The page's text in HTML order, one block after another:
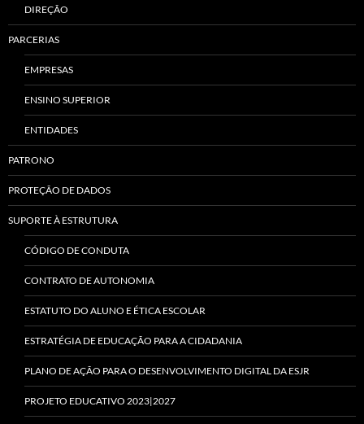
DIREÇÃO
PARCERIAS
EMPRESAS
ENSINO SUPERIOR
ENTIDADES
PATRONO
PROTEÇÃO DE DADOS
SUPORTE À ESTRUTURA
CÓDIGO DE CONDUTA
CONTRATO DE AUTONOMIA
ESTATUTO DO ALUNO E ÉTICA ESCOLAR
ESTRATÉGIA DE EDUCAÇÃO PARA A CIDADANIA
PLANO DE AÇÃO PARA O DESENVOLVIMENTO DIGITAL DA ESJR
PROJETO EDUCATIVO 2023|2027